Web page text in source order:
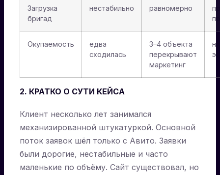
Загрузка
бригад
нестабильно равномерно
Окупаемость
едва
сходилась
3–4 объекта
перекрывают
маркетинг
2. КРАТКО О СУТИ КЕЙСА
Клиент несколько лет занимался
механизированной штукатуркой. Основной
поток заявок шёл только с Авито. Заявки
были дорогие, нестабильные и часто
маленькие по объёму. Сайт существовал, но